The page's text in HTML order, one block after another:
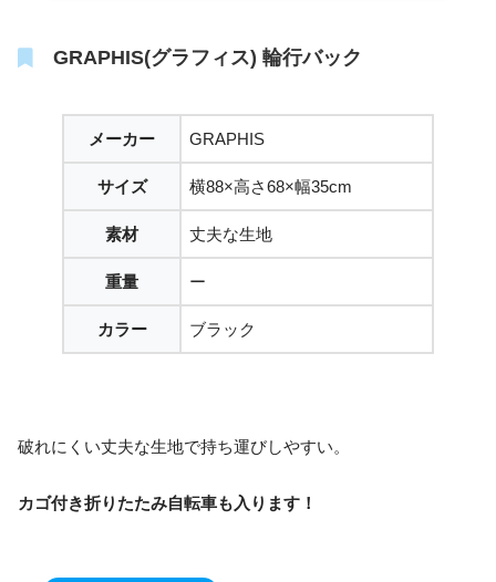
GRAPHIS(グラフィス) 輪行バック
メーカー GRAPHIS
サイズ 横88×高さ68×幅35cm
素材 丈夫な生地
重量 ー
カラー ブラック
破れにくい丈夫な生地で持ち運びしやすい。
カゴ付き折りたたみ自転車も入ります！